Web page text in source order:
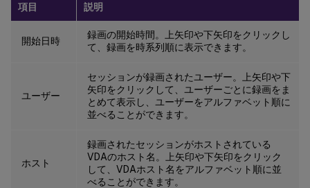
項目 説明
開始日時
録画の開始時間。上矢印や下矢印をクリックし
て、録画を時系列順に表示できます。
ユーザー
セッションが録画されたユーザー。上矢印や下
矢印をクリックして、ユーザーごとに録画をま
とめて表示し、ユーザーをアルファベット順に
並べることができます。
ホスト
録画されたセッションがホストされている
VDAのホスト名。上矢印や下矢印をクリック
して、VDAホスト名をアルファベット順に並
べることができます。